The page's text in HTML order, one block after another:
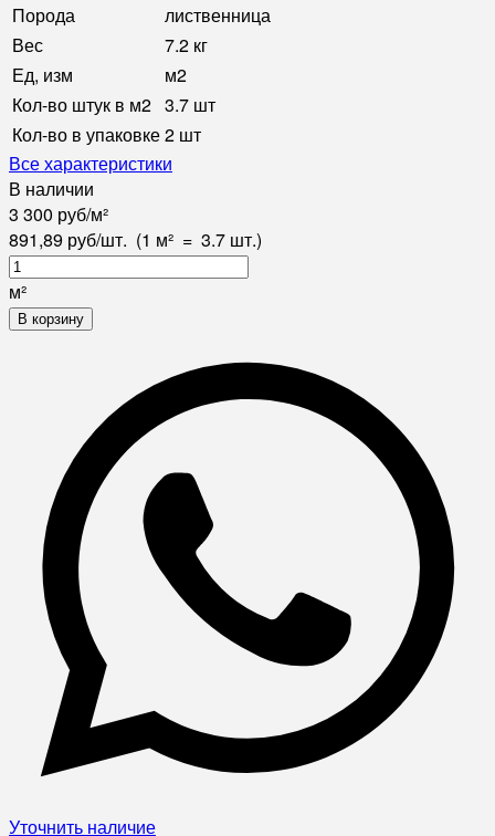
Порода
лиственница
Вес
7.2 кг
Ед, изм
м2
Кол-во штук в м2 3.7 шт
Кол-во в упаковке2 шт
Все характеристики
В наличии
3 300 руб/м²
891,89 руб/шт. (1 м² = 3.7 шт.)
м²
В корзину
Уточнить наличие